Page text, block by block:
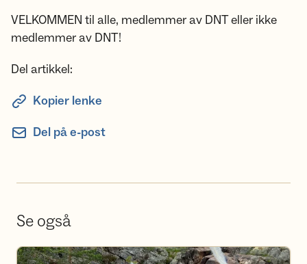
VELKOMMEN til alle, medlemmer av DNT eller ikke
medlemmer av DNT!
Del artikkel:
Kopier lenke
Del på e-post
Se også
Bli frivillig i Kongsberg